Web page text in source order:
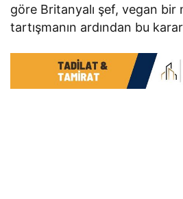
göre Britanyalı şef, vegan bir
tartışmanın ardından bu